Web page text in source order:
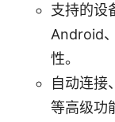
支持的设
Android
性。
自动连接
等高级功